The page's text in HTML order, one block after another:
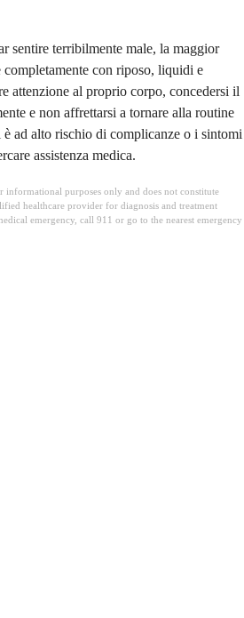
sentire terribilmente male, la maggior
completamente con riposo, liquidi e
attenzione al proprio corpo, concedersi il
e non affrettarsi a tornare alla routine
è ad alto rischio di complicanze o i sintomi
assistenza medica.
informational purposes only and does not constitute
healthcare provider for diagnosis and treatment
emergency, call 911 or go to the nearest emergency